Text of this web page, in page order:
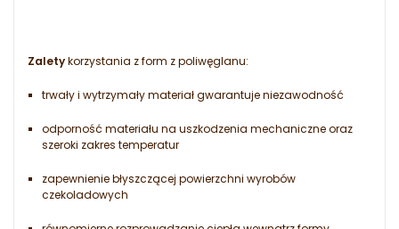
Zaletykorzystania z form z poliwęglanu:
trwały i wytrzymały materiał gwarantuje niezawodność
odporność materiału na uszkodzenia mechaniczne oraz
szeroki zakres temperatur
zapewnienie błyszczącej powierzchni wyrobów
czekoladowych